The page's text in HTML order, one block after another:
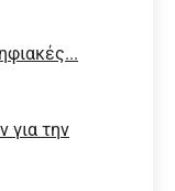
για την